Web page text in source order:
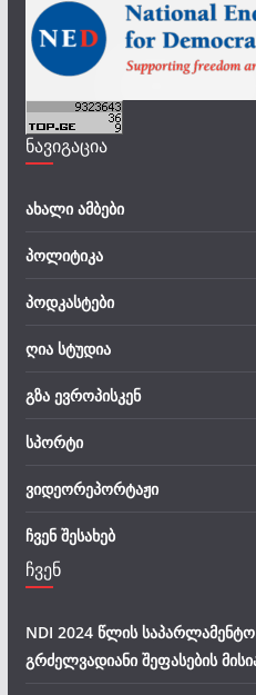
ნავიგაცია
ახალი ამბები
პოლიტიკა
პოდკასტები
ღია სტუდია
გზა ევროპისკენ
სპორტი
ვიდეორეპორტაჟი
ჩვენ შესახებ
ჩვენ
NDI 2024 წლის საპარლამენტო
გრძელვადიანი შეფასების